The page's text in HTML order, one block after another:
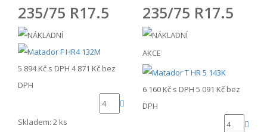
235/75 R17.5
5 894 Kč s DPH 4 871 Kč bez
DPH
Skladem: 2 ks
235/75 R17.5
AKCE
6 160 Kč s DPH 5 091 Kč bez
DPH